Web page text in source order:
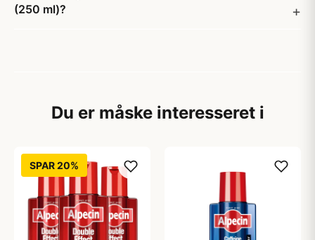
(250 ml)?
Du er måske interesseret i
SPAR 20%